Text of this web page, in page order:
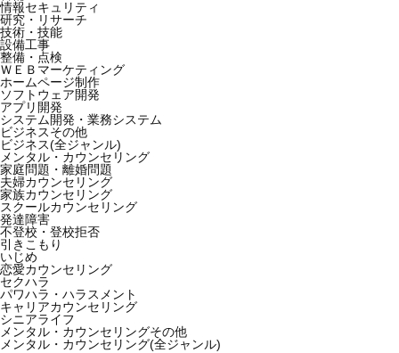
情報セキュリティ
研究・リサーチ
技術・技能
設備工事
整備・点検
ＷＥＢマーケティング
ホームページ制作
ソフトウェア開発
アプリ開発
システム開発・業務システム
ビジネスその他
ビジネス(全ジャンル)
メンタル・カウンセリング
家庭問題・離婚問題
夫婦カウンセリング
家族カウンセリング
スクールカウンセリング
発達障害
不登校・登校拒否
引きこもり
いじめ
恋愛カウンセリング
セクハラ
パワハラ・ハラスメント
キャリアカウンセリング
シニアライフ
メンタル・カウンセリングその他
メンタル・カウンセリング(全ジャンル)